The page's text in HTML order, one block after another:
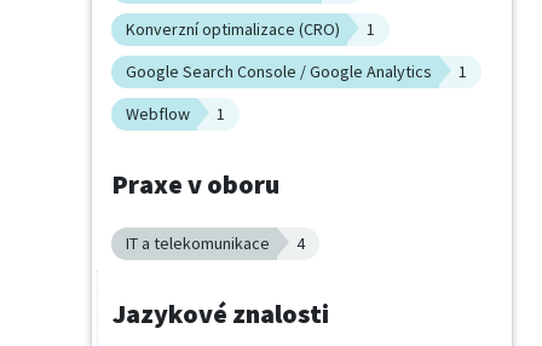
Konverzní optimalizace (CRO)
1
Google Search Console / Google Analytics
1
Webflow
1
Praxe v oboru
IT a telekomunikace 4
Jazykové znalosti